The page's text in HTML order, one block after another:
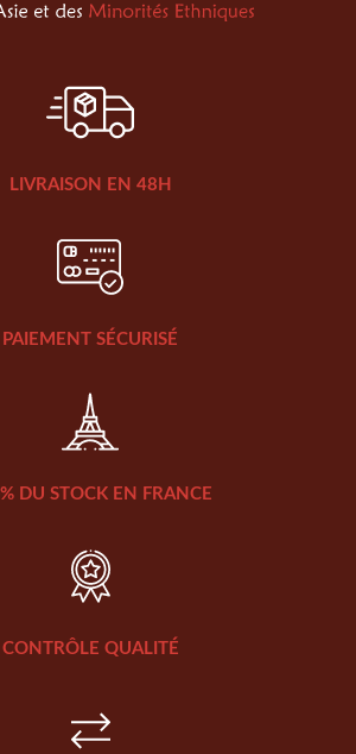
LIVRAISON EN 48H
PAIEMENT SÉCURISÉ
DU STOCK EN FRANCE
CONTRÔLE QUALITÉ